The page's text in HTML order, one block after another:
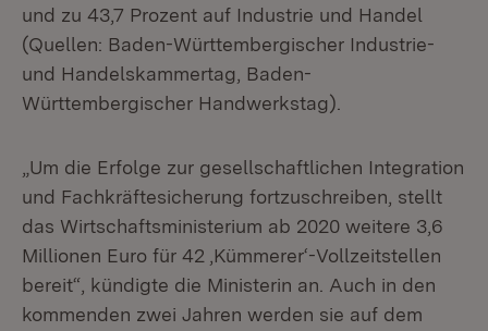
und zu 43,7 Prozent auf Industrie und Handel
(Quellen: Baden-Württembergischer Industrie-
und Handelskammertag, Baden-
Württembergischer Handwerkstag).
„Um die Erfolge zur gesellschaftlichen Integration
und Fachkräftesicherung fortzuschreiben, stellt
das Wirtschaftsministerium ab 2020 weitere 3,6
Millionen Euro für 42 ‚Kümmerer‘-Vollzeitstellen
bereit“, kündigte die Ministerin an. Auch in den
kommenden zwei Jahren werden sie auf dem